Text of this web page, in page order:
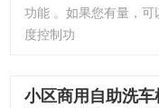
功能 。如果您有量，
度控制功
小区商用自助洗